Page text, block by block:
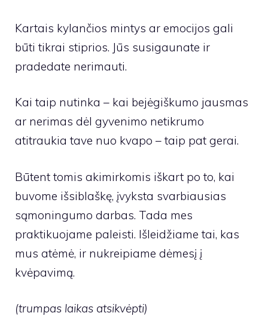
Kartais kylančios mintys ar emocijos gali
būti tikrai stiprios. Jūs susigaunate ir
pradedate nerimauti.
Kai taip nutinka – kai bejėgiškumo jausmas
ar nerimas dėl gyvenimo netikrumo
atitraukia tave nuo kvapo – taip pat gerai.
Būtent tomis akimirkomis iškart po to, kai
buvome išsiblaškę, įvyksta svarbiausias
sąmoningumo darbas. Tada mes
praktikuojame paleisti. Išleidžiame tai, kas
mus atėmė, ir nukreipiame dėmesį į
kvėpavimą.
(trumpas laikas atsikvėpti)